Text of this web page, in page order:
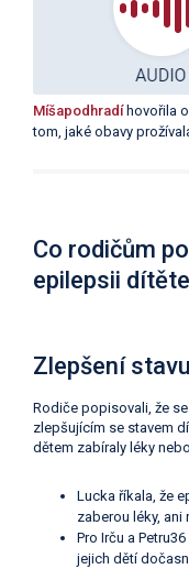
Míšapodhradí hovořila
tom, jaké obavy
Co rodičům
epilepsii dítěte
Zlepšení
Rodiče popisovali, že
zlepšujícím se stavem
dětem zabíraly léky
Lucka říkala, že
zaberou léky, ani
Pro Irču a
jejich dětí